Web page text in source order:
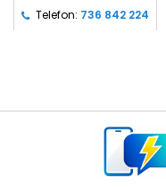
Telefon: 736 842 224